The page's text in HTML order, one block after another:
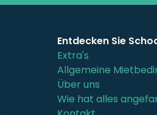
Entdecken Sie
Extra's
Allgemeine
Über uns
Wie hat alles